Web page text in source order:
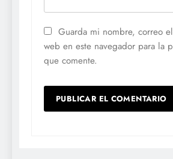
Guarda mi nombre, correo
web en este navegador para la
que comente.